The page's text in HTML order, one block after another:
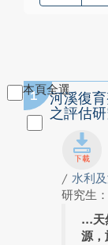
本頁全選
1
河溪復
之評估
/ 水利
研究生
天
源，